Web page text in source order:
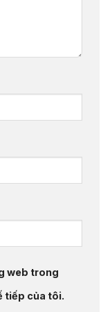
web trong
tiếp của tôi.